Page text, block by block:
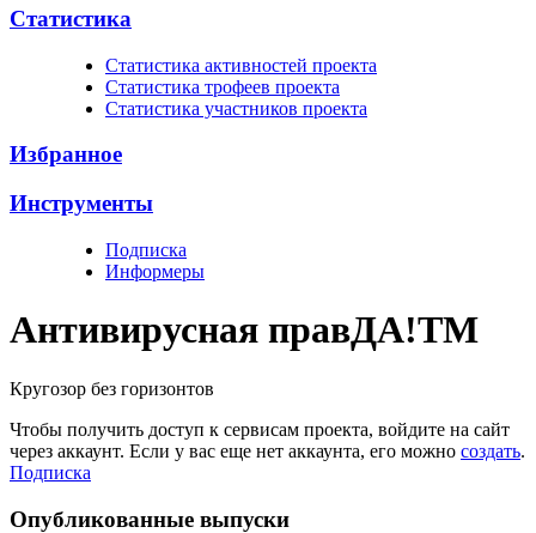
Статистика
Cтатистика активностей проекта
Cтатистика трофеев проекта
Cтатистика участников проекта
Избранное
Инструменты
Подписка
Информеры
Антивирусная правДА!TM
Кругозор без горизонтов
Чтобы получить доступ к сервисам проекта, войдите на сайт
через аккаунт. Если у вас еще нет аккаунта, его можно создать.
Подписка
Опубликованные выпуски